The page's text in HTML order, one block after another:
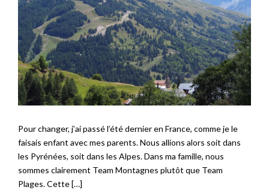
Pour changer, j’ai passé l’été dernier en France, comme je le
faisais enfant avec mes parents. Nous allions alors soit dans
les Pyrénées, soit dans les Alpes. Dans ma famille, nous
sommes clairement Team Montagnes plutôt que Team
Plages. Cette […]